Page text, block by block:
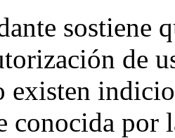
sostiene
de
existen
conocida por